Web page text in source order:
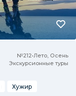
№212•Лето, Осень
Экскурсионные туры
Хужир